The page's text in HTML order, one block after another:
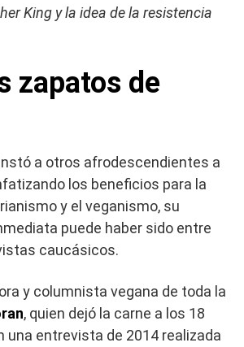
King y la idea de la resistencia
zapatos de
a otros afrodescendientes a
los beneficios para la
y el veganismo, su
puede haber sido entre
caucásicos.
y columnista vegana de toda la
, quien dejó la carne a los 18
una entrevista de 2014 realizada